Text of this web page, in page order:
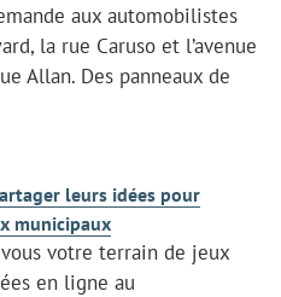
aux automobilistes
la rue Caruso et l’avenue
Allan. Des panneaux de
leurs idées pour
municipaux
votre terrain de jeux
en ligne au